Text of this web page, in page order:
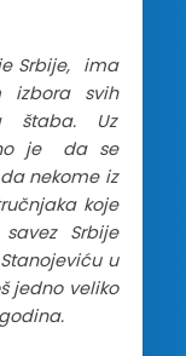
Srbije, ima
izbora svih
štaba. Uz
je da se
nekome iz
koje
Srbije
u
jedno veliko